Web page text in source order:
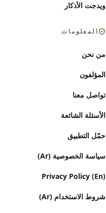
ويدجت الأذكار
المعلومات
من نحن
المؤلفون
تواصل معنا
الأسئلة الشائعة
حمّل التطبيق
سياسة الخصوصية (Ar)
Privacy Policy (En)
شروط الاستخدام (Ar)